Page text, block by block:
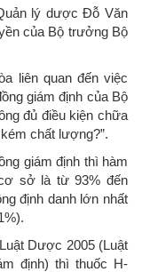
lý dược Đỗ Văn
của Bộ trưởng Bộ
liên quan đến việc
giám định của Bộ
đủ điều kiện chữa
chất lượng?”.
giám định thì hàm
sở là từ 93% đến
định danh lớn nhất
Dược 2005 (Luật
định) thì thuốc H-